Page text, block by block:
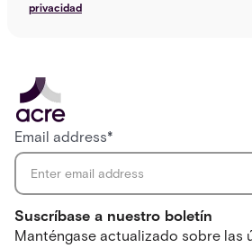
privacidad
Suscríbase a nuestro boletín
Manténgase actualizado sobre las
Email address*